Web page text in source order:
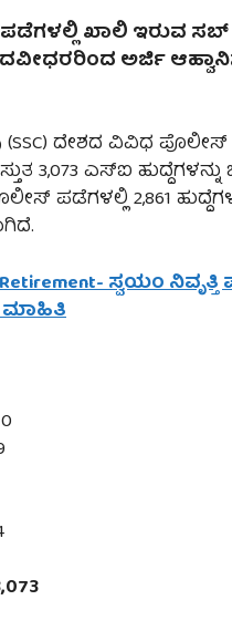
ಖಾಲಿ ಇರುವ ಸಬ್
ಅರ್ಜಿ
ದೇಶದ ವಿವಿಧ
3,073 ಎಸ್‌ಐ
ಪಡೆಗಳಲ್ಲಿ 2,861
Retirement- ಸ್ವಯಂ